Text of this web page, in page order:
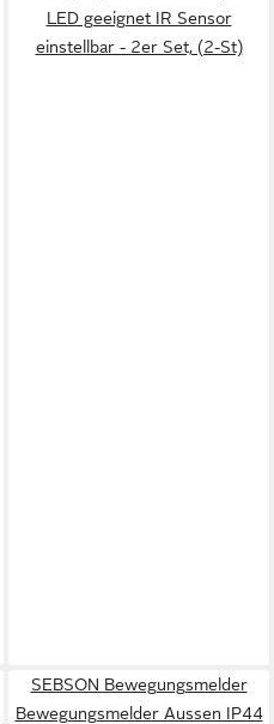
LED geeignet IR Sensor
einstellbar - 2er Set, (2-St)
SEBSON Bewegungsmelder
Bewegungsmelder Aussen IP44